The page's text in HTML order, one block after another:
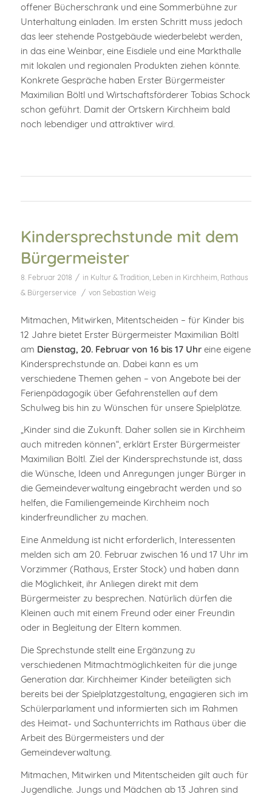
offener Bücherschrank und eine Sommerbühne zur
Unterhaltung einladen. Im ersten Schritt muss jedoch
das leer stehende Postgebäude wiederbelebt werden,
in das eine Weinbar, eine Eisdiele und eine Markthalle
mit lokalen und regionalen Produkten ziehen könnte.
Konkrete Gespräche haben Erster Bürgermeister
Maximilian Böltl und Wirtschaftsförderer Tobias Schock
schon geführt. Damit der Ortskern Kirchheim bald
noch lebendiger und attraktiver wird.
Kindersprechstunde mit dem
Bürgermeister
8. Februar 2018 / in Kultur & Tradition Leben in Kirchheim Rathaus
& Bürgerservice
/ von Sebastian Weig
Mitmachen, Mitwirken, Mitentscheiden – für Kinder bis
12 Jahre bietet Erster Bürgermeister Maximilian Böltl
am Dienstag, 20. Februar von 16 bis 17 Uhreine eigene
Kindersprechstunde an. Dabei kann es um
verschiedene Themen gehen – von Angebote bei der
Ferienpädagogik über Gefahrenstellen auf dem
Schulweg bis hin zu Wünschen für unsere Spielplätze.
„Kinder sind die Zukunft. Daher sollen sie in Kirchheim
auch mitreden können“, erklärt Erster Bürgermeister
Maximilian Böltl. Ziel der Kindersprechstunde ist, dass
die Wünsche, Ideen und Anregungen junger Bürger in
die Gemeindeverwaltung eingebracht werden und so
helfen, die Familiengemeinde Kirchheim noch
kinderfreundlicher zu machen.
Eine Anmeldung ist nicht erforderlich, Interessenten
melden sich am 20. Februar zwischen 16 und 17 Uhr im
Vorzimmer (Rathaus, Erster Stock) und haben dann
die Möglichkeit, ihr Anliegen direkt mit dem
Bürgermeister zu besprechen. Natürlich dürfen die
Kleinen auch mit einem Freund oder einer Freundin
oder in Begleitung der Eltern kommen.
Die Sprechstunde stellt eine Ergänzung zu
verschiedenen Mitmachtmöglichkeiten für die junge
Generation dar. Kirchheimer Kinder beteiligten sich
bereits bei der Spielplatzgestaltung, engagieren sich im
Schülerparlament und informierten sich im Rahmen
des Heimat- und Sachunterrichts im Rathaus über die
Arbeit des Bürgermeisters und der
Gemeindeverwaltung.
Mitmachen, Mitwirken und Mitentscheiden gilt auch für
Jugendliche. Jungs und Mädchen ab 13 Jahren sind